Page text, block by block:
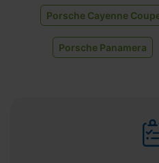
Porsche Cayenne
Porsche Panamera